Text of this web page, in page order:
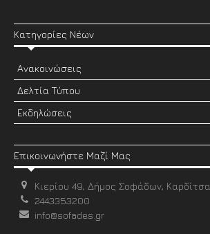
Κατηγορίες Νέων
Ανακοινώσεις
Δελτία Τύπου
Εκδηλώσεις
Επικοινωνήστε Μαζί Μας
Κιερίου 49, Δήμος Σοφάδων, Καρδίτσα
2443353200
info@sofades.gr